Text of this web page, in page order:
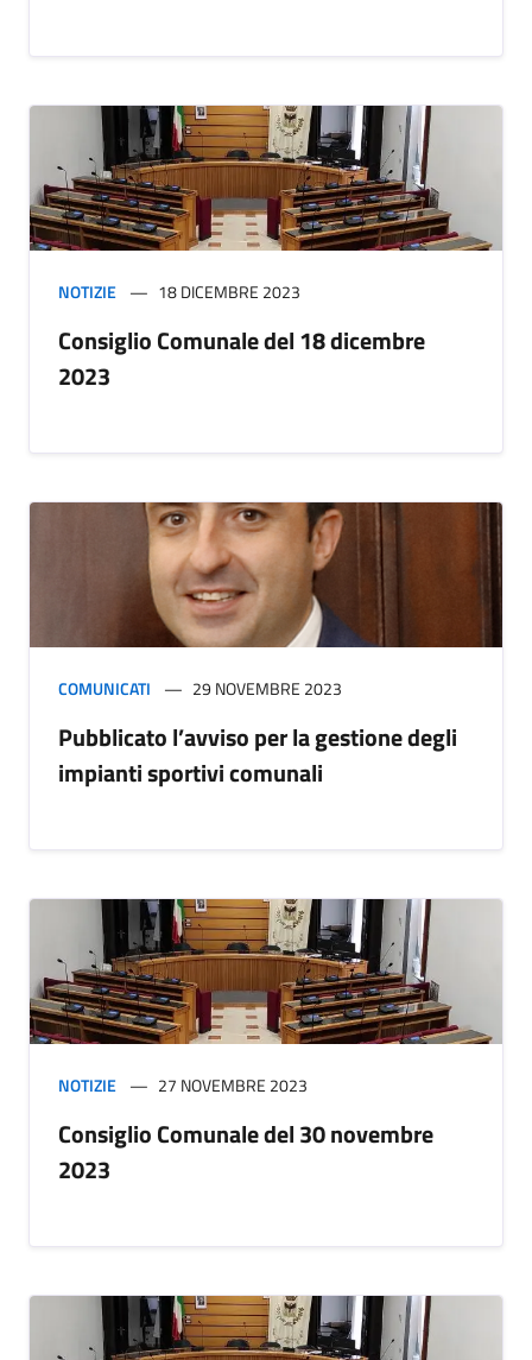
NOTIZIE 18 DICEMBRE 2023
Consiglio Comunale del 18 dicembre
2023
COMUNICATI 29 NOVEMBRE 2023
Pubblicato l’avviso per la gestione degli
impianti sportivi comunali
NOTIZIE 27 NOVEMBRE 2023
Consiglio Comunale del 30 novembre
2023